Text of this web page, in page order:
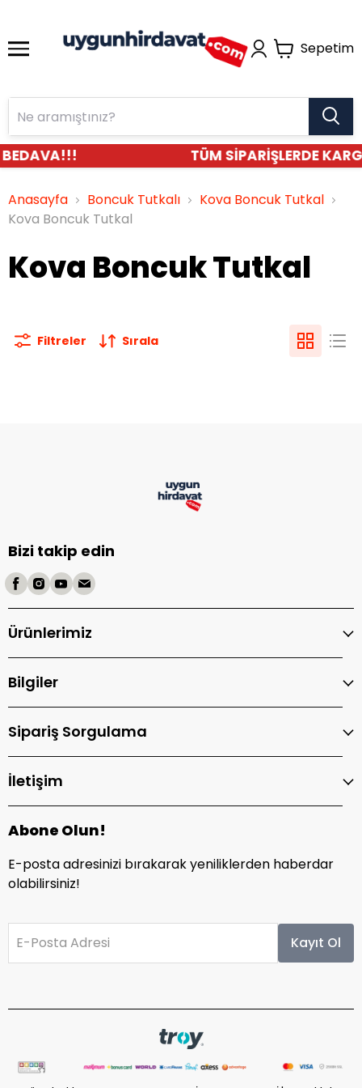
Sepetim
BEDAVA!!! TÜM SİPARİŞLERDE
Anasayfa Boncuk Tutkalı
Kova Boncuk Tutkal
Kova Boncuk Tutkal
Kova Boncuk Tutkal
Filtreler Sırala
Bizi takip edin
Ürünlerimiz
Bilgiler
Sipariş Sorgulama
İletişim
Abone Olun!
E-posta adresinizi bırakarak yeniliklerden haberdar
olabilirsiniz!
E-Posta Adresi Kayıt Ol